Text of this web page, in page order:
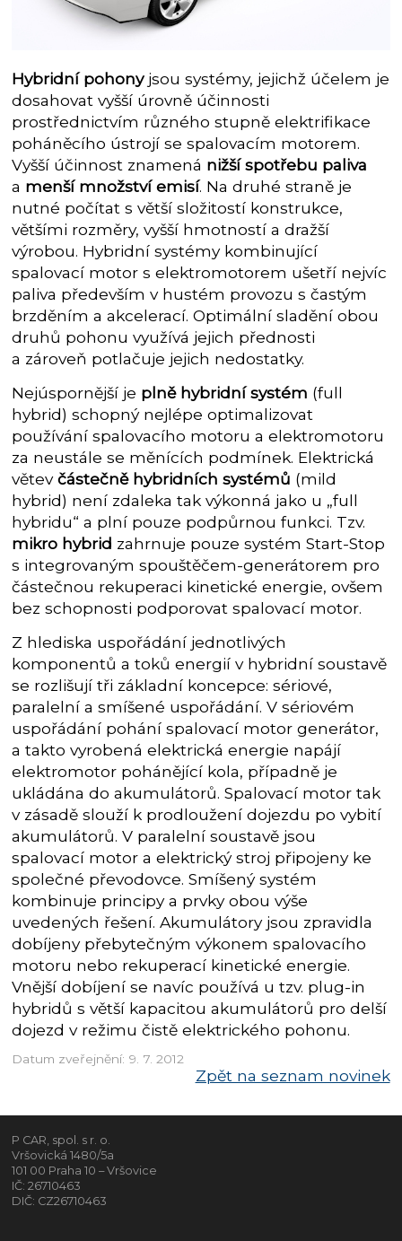
Hybridní pohonyjsou systémy, jejichž účelem je
dosahovat vyšší úrovně účinnosti
prostřednictvím různého stupně elektrifikace
poháněcího ústrojí se spalovacím motorem.
Vyšší účinnost znamená nižší spotřebu paliva
a menší množství emisí. Na druhé straně je
nutné počítat s větší složitostí konstrukce,
většími rozměry, vyšší hmotností a dražší
výrobou. Hybridní systémy kombinující
spalovací motor s elektromotorem ušetří nejvíc
paliva především v hustém provozu s častým
brzděním a akcelerací. Optimální sladění obou
druhů pohonu využívá jejich přednosti
a zároveň potlačuje jejich nedostatky.
Nejúspornější je plně hybridní systém (full
hybrid) schopný nejlépe optimalizovat
používání spalovacího motoru a elektromotoru
za neustále se měnících podmínek. Elektrická
větevčástečně hybridních systémů (mild
hybrid) není zdaleka tak výkonná jako u „full
hybridu“ a plní pouze podpůrnou funkci. Tzv.
mikro hybrid zahrnuje pouze systém Start-Stop
s integrovaným spouštěčem-generátorem pro
částečnou rekuperaci kinetické energie, ovšem
bez schopnosti podporovat spalovací motor.
Z hlediska uspořádání jednotlivých
komponentů a toků energií v hybridní soustavě
se rozlišují tři základní koncepce: sériové,
paralelní a smíšené uspořádání. V sériovém
uspořádání pohání spalovací motor generátor,
a takto vyrobená elektrická energie napájí
elektromotor pohánějící kola, případně je
ukládána do akumulátorů. Spalovací motor tak
v zásadě slouží k prodloužení dojezdu po vybití
akumulátorů. V paralelní soustavě jsou
spalovací motor a elektrický stroj připojeny ke
společné převodovce. Smíšený systém
kombinuje principy a prvky obou výše
uvedených řešení. Akumulátory jsou zpravidla
dobíjeny přebytečným výkonem spalovacího
motoru nebo rekuperací kinetické energie.
Vnější dobíjení se navíc používá u tzv. plug-in
hybridů s větší kapacitou akumulátorů pro delší
dojezd v režimu čistě elektrického pohonu.
Datum zveřejnění: 9. 7. 2012
Zpět na seznam novinek
P CAR, spol. s r. o.
Vršovická 1480/5a
101 00 Praha 10 – Vršovice
IČ: 26710463
DIČ: CZ26710463